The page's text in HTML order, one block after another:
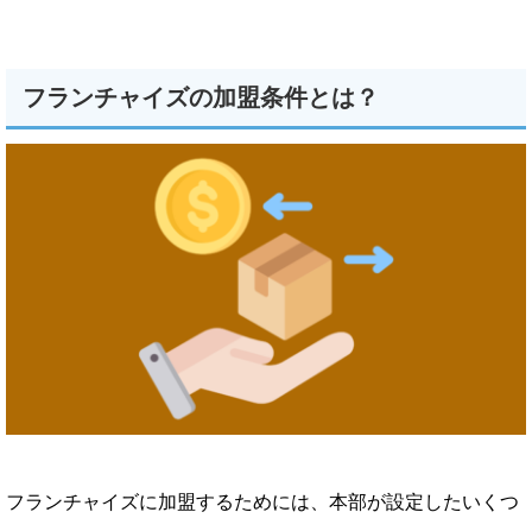
フランチャイズの加盟条件とは？
フランチャイズに加盟するためには、本部が設定したいくつ